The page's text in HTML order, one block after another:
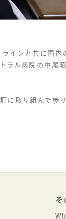
インと共に国内
ラル病院の中尾
に取り組んで参
そ